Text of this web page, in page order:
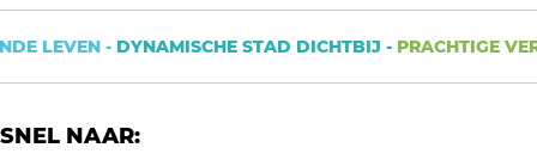
g
LEVEN - DYNAMISCHE STAD DICHTBIJ - PRACHTIGE
SNEL NAAR: